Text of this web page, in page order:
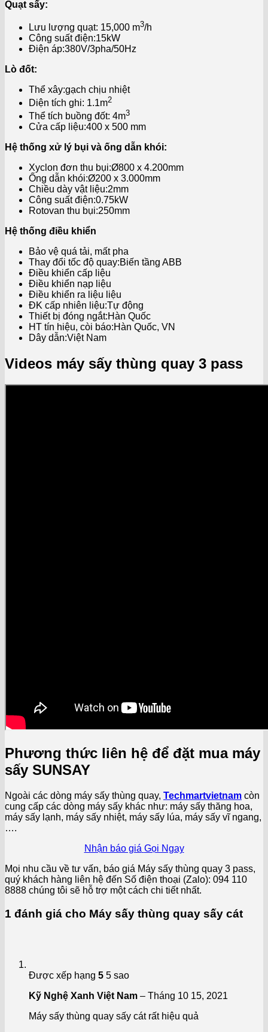
Quạt sấy:
Lưu lượng quạt: 15,000 m3/h
Công suất điện:15kW
Điện áp:380V/3pha/50Hz
Lò đốt:
Thể xây:gạch chịu nhiệt
Diện tích ghi: 1.1m2
Thể tích buồng đốt: 4m3
Cửa cấp liệu:400 x 500 mm
Hệ thống xử lý bụi và ống dẫn khói:
Xyclon đơn thu bụi:Ø800 x 4.200mm
Ống dẫn khói:Ø200 x 3.000mm
Chiều dày vật liệu:2mm
Công suất điện:0.75kW
Rotovan thu bụi:250mm
Hệ thống điều khiển
Bảo vệ quá tải, mất pha
Thay đổi tốc độ quay:Biến tầng ABB
Điều khiển cấp liệu
Điều khiển nạp liệu
Điều khiển ra liệu liệu
ĐK cấp nhiên liệu:Tự động
Thiết bị đóng ngắt:Hàn Quốc
HT tín hiệu, còi báo:Hàn Quốc, VN
Dây dẫn:Việt Nam
Videos máy sấy thùng quay 3 pass
Phương thức liên hệ để đặt mua máy
sấy SUNSAY
Ngoài các dòng máy sấy thùng quay, Techmartvietnam còn
cung cấp các dòng máy sấy khác như: máy sấy thăng hoa,
máy sấy lạnh, máy sấy nhiệt, máy sấy lúa, máy sấy vĩ ngang,
….
Nhận báo giá Gọi Ngay
Mọi nhu cầu về tư vấn, báo giá Máy sấy thùng quay 3 pass,
quý khách hàng liên hệ đến Số điện thoại (Zalo): 094 110
8888 chúng tôi sẽ hỗ trợ một cách chi tiết nhất.
1 đánh giá cho Máy sấy thùng quay sấy cát
Được xếp hạng 5 5 sao
Kỹ Nghệ Xanh Việt Nam – Tháng 10 15, 2021
Máy sấy thùng quay sấy cát rất hiệu quả